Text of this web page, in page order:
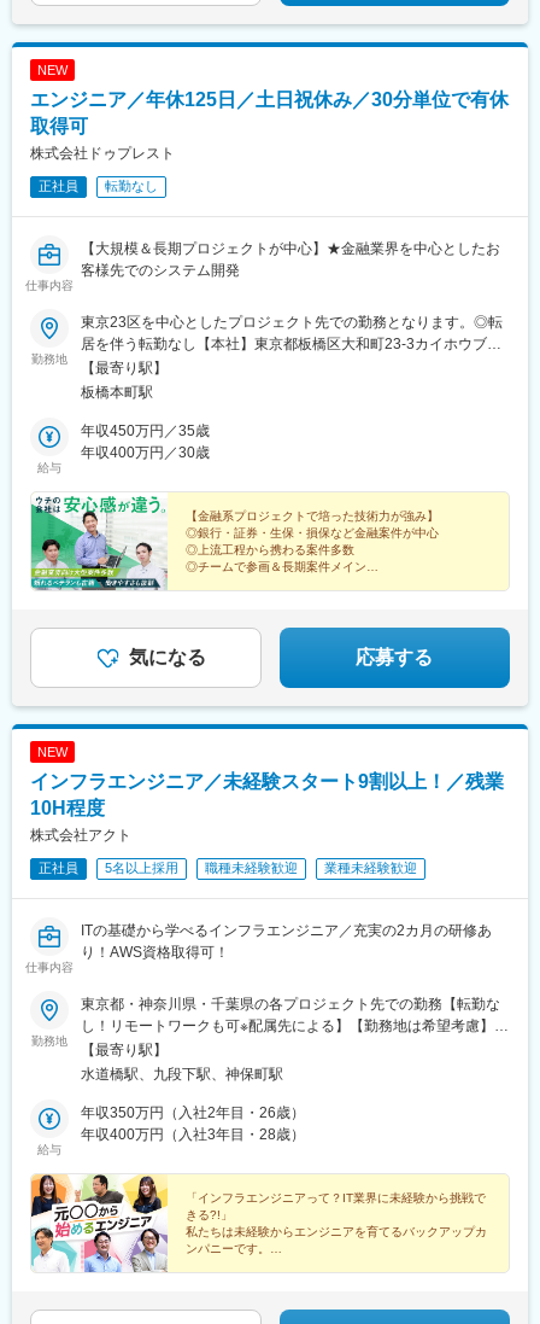
NEW
エンジニア／年休125日／土日祝休み／30分単位で有休
取得可
株式会社ドゥプレスト
正社員 転勤なし
仕事内容
【大規模＆長期プロジェクトが中心】★金融業界を中心としたお
客様先でのシステム開発
勤務地
東京23区を中心としたプロジェクト先での勤務となります。◎転
居を伴う転勤なし【本社】東京都板橋区大和町23-3カイホウブル
ータワー3F※受動喫煙対策あり（屋内禁煙）
【最寄り駅】
板橋本町駅
給与
年収450万円／35歳
年収400万円／30歳
【金融系プロジェクトで培った技術力が強み】
◎銀行・証券・生保・損保など金融案件が中心
◎上流工程から携わる案件多数
◎チームで参画＆長期案件メイン
気になる 応募する
NEW
インフラエンジニア／未経験スタート9割以上！／残業
10H程度
株式会社アクト
正社員 5名以上採用 職種未経験歓迎 業種未経験歓迎
仕事内容
ITの基礎から学べるインフラエンジニア／充実の2カ月の研修あ
り！AWS資格取得可！
勤務地
東京都・神奈川県・千葉県の各プロジェクト先での勤務【転勤な
し！リモートワークも可※配属先による】【勤務地は希望考慮】■
本社／東京都千代田区神田三崎町二丁目6番2号 アウスリ
ンク神田三崎町ビル※研修は東京都中央区の外部研修企業で行いま
【最寄り駅】
水道橋駅、九段下駅、神保町駅
給与
年収350万円（入社2年目・26歳）
年収400万円（入社3年目・28歳）
「インフラエンジニアって？IT業界に未経験から挑戦で
きる?!」
私たちは未経験からエンジニアを育てるバックアップカ
ンパニーです。
◎個々の要望にあわせたキャリアアップを応援！